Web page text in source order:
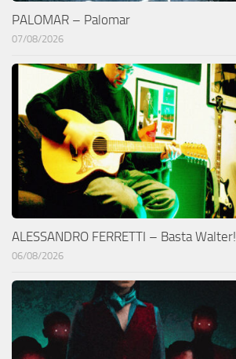
PALOMAR – Palomar
07/08/2026
ALESSANDRO FERRETTI – Basta Walter!
06/08/2026